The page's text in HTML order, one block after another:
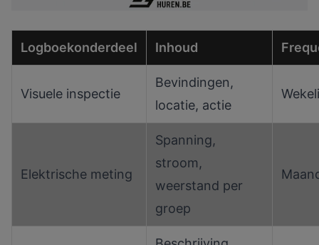
Logboekonderdeel Inhoud
Visuele inspectie
Bevindingen,
locatie, actie
Elektrische meting
Spanning,
stroom,
weerstand per
groep